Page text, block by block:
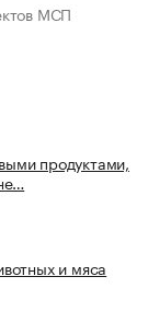
МСП
продуктами,
и мяса